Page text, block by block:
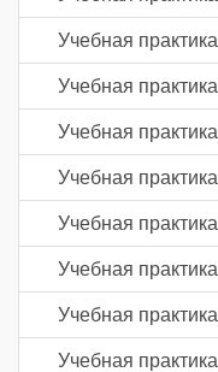
Учебная практика
Учебная практика
Учебная практика
Учебная практика
Учебная практика
Учебная практика
Учебная практика
Учебная практика